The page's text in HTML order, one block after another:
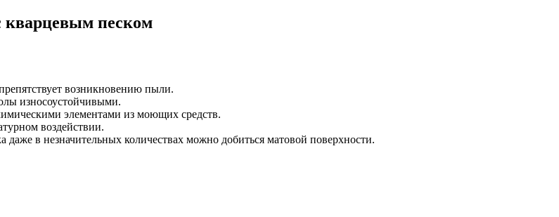
кварцевым песком
возникновению пыли.
износоустойчивыми.
элементами из моющих средств.
воздействии.
в незначительных количествах можно добиться матовой поверхности.